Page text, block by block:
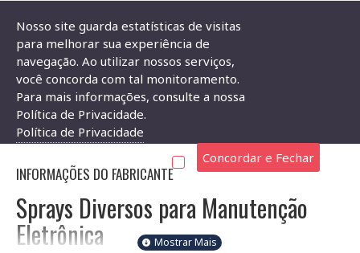
Sprays Diversos
SPRAYS DIVERSOS
INFORMAÇÕES DO FABRICANTE
Sprays Diversos para Manutenção
Eletrônica
Nosso site guarda estatísticas de visitas
para melhorar sua experiência de
navegação. Ao utilizar nossos serviços,
você concorda com tal monitoramento.
Para mais informações, consulte a nossa
Política de Privacidade.
Política de Privacidade
Concordar e Fechar